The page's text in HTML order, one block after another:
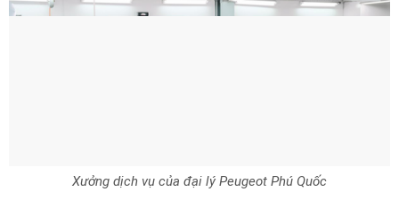
Hoàn toàn an tâm khi cơ sở vật chất được đầu tư bài bản, trang